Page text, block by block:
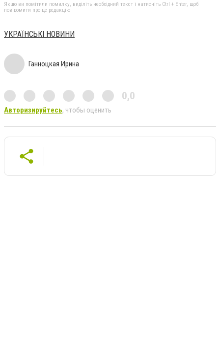
Якщо ви помітили помилку, виділіть необхідний текст і натисніть Ctrl + Enter, щоб
повідомити про це редакцію
УКРАЇНСЬКІ НОВИНИ
Ганноцкая Ирина
0,0
Авторизируйтесь, чтобы оценить